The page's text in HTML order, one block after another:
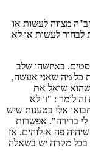
מצווה לעשות או
לבחור לעשות או לא
באיזשהו שלב
כל מה שאני אעשה,
שואל את
לומר : "זו לא
אלי בטענות שיש
לי ברירה". אפשרות
פה א-לוהים. אז
בכל מקרה יש בשאלה